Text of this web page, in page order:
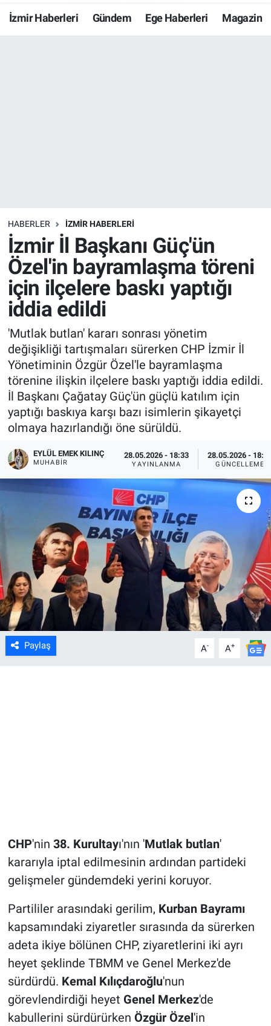
İzmir Haberleri Gündem Ege Haberleri Magazin
HABERLER İZMİR HABERLERİ
İzmir İl Başkanı Güç'ün
Özel'in bayramlaşma töreni
için ilçelere baskı yaptığı
iddia edildi
'Mutlak butlan' kararı sonrası yönetim
değişikliği tartışmaları sürerken CHP İzmir İl
Yönetiminin Özgür Özel'le bayramlaşma
törenine ilişkin ilçelere baskı yaptığı iddia edildi.
İl Başkanı Çağatay Güç'ün güçlü katılım için
yaptığı baskıya karşı bazı isimlerin şikayetçi
olmaya hazırlandığı öne sürüldü.
EYLÜL EMEK KILINÇ
MUHABIR
28.05.2026 - 18:33
YAYINLANMA
28.05.2026 -
GÜNCELLEME
Paylaş A- A+
CHP'nin 38. Kurultayı'nın 'Mutlak butlan'
kararıyla iptal edilmesinin ardından partideki
gelişmeler gündemdeki yerini koruyor.
Partililer arasındaki gerilim, Kurban Bayramı
kapsamındaki ziyaretler sırasında da sürerken
adeta ikiye bölünen CHP, ziyaretlerini iki ayrı
heyet şeklinde TBMM ve Genel Merkez'de
sürdürdü. Kemal Kılıçdaroğlu'nun
görevlendirdiği heyet Genel Merkez'de
kabullerini sürdürürken Özgür Özel'in
Resmi İlanlar